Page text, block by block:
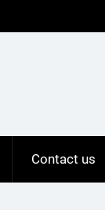
Contact us